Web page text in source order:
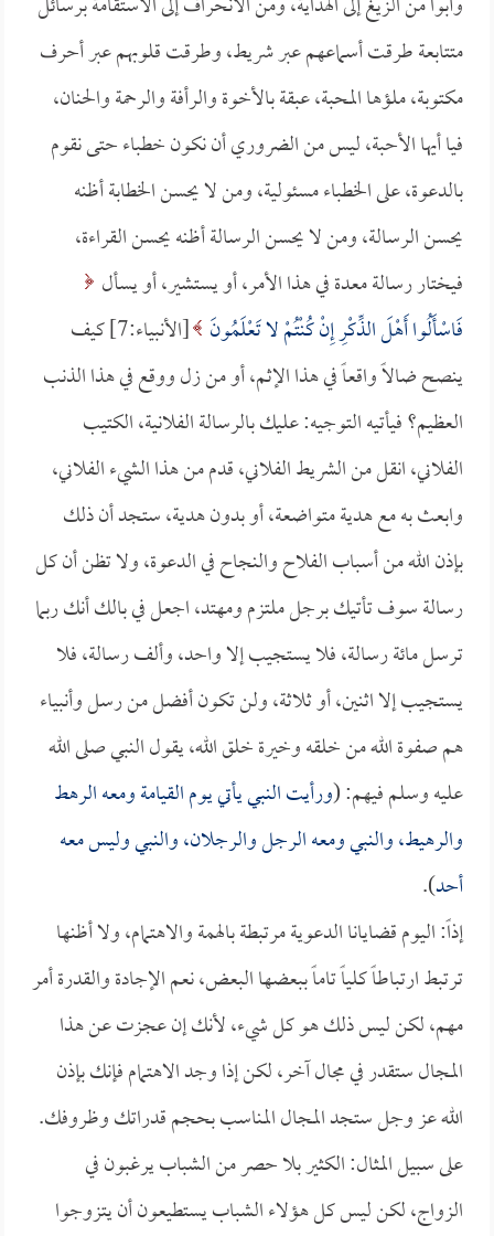
متتابعة طرقت أسماعهم عبر شريط، وطرقت قلوبهم عبر أحرف
مكتوبة، ملؤها المحبة، عبقة بالأخوة والرأفة والرحمة والحنان،
فيا أيها الأحبة، ليس من الضروري أن نكون خطباء حتى نقوم
بالدعوة، على الخطباء مسئولية، ومن لا يحسن الخطابة أظنه
يحسن الرسالة، ومن لا يحسن الرسالة أظنه يحسن القراءة،
فيختار رسالة معدة في هذا الأمر، أو يستشير، أو يسأل
فَاسْأَلُوا أَهْلَ الذِّكْرِ إِنْ كُنْتُمْ لا تَعْلَمُونَ
[الأنبياء:7] كيف
ينصح ضالاً واقعاً في هذا الإثم، أو من زل ووقع في هذا الذنب
العظيم؟ فيأتيه التوجيه: عليك بالرسالة الفلانية، الكتيب
الفلاني، انقل من الشريط الفلاني، قدم من هذا الشيء الفلاني،
وابعث به مع هدية متواضعة، أو بدون هدية، ستجد أن ذلك
بإذن الله من أسباب الفلاح والنجاح في الدعوة، ولا تظن أن كل
رسالة سوف تأتيك برجل ملتزم ومهتد، اجعل في بالك أنك ربما
ترسل مائة رسالة، فلا يستجيب إلا واحد، وألف رسالة، فلا
يستجيب إلا اثنين، أو ثلاثة، ولن تكون أفضل من رسل وأنبياء
هم صفوة الله من خلقه وخيرة خلق الله، يقول النبي صلى الله
عليه وسلم فيهم: (ورأيت النبي يأتي يوم القيامة ومعه الرهط
والرهيط، والنبي ومعه الرجل والرجلان، والنبي وليس معه
أحد).
إذاً: اليوم قضايانا الدعوية مرتبطة بالهمة والاهتمام، ولا أظنها
ترتبط ارتباطاً كلياً تاماً ببعضها البعض، نعم الإجادة والقدرة أمر
مهم، لكن ليس ذلك هو كل شيء، لأنك إن عجزت عن هذا
المجال ستقدر في مجال آخر، لكن إذا وجد الاهتمام فإنك بإذن
الله عز وجل ستجد المجال المناسب بحجم قدراتك وظروفك.
على سبيل المثال: الكثير بلا حصر من الشباب يرغبون في
الزواج، لكن ليس كل هؤلاء الشباب يستطيعون أن يتزوجوا